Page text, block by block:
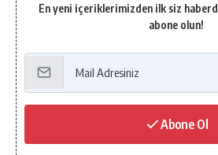
En yeni içeriklerimizden ilk siz
abone olun!
Abone Ol